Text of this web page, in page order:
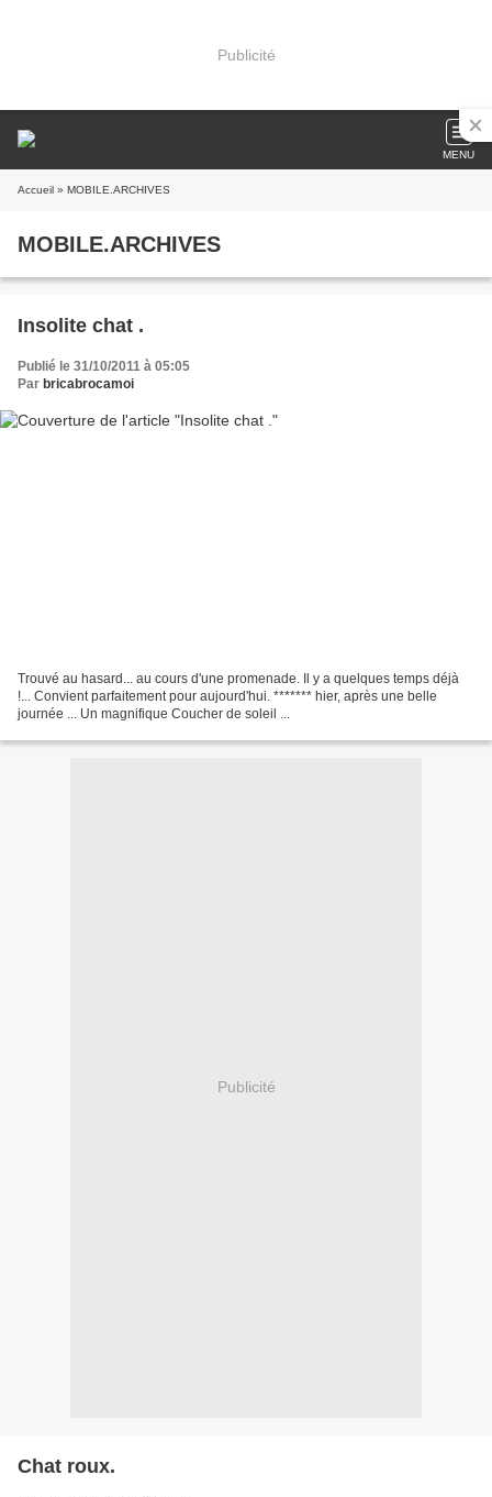
Publicité
MENU
Accueil » MOBILE.ARCHIVES
MOBILE.ARCHIVES
Insolite chat .
Publié le 31/10/2011 à 05:05
Par bricabrocamoi
Trouvé au hasard... au cours d'une promenade. Il y a quelques temps déjà
!... Convient parfaitement pour aujourd'hui. ******* hier, après une belle
journée ... Un magnifique Coucher de soleil ...
Publicité
Chat roux.